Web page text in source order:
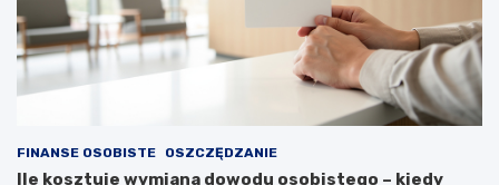
FINANSE OSOBISTE OSZCZĘDZANIE
Ile kosztuje wymiana dowodu osobistego – kiedy